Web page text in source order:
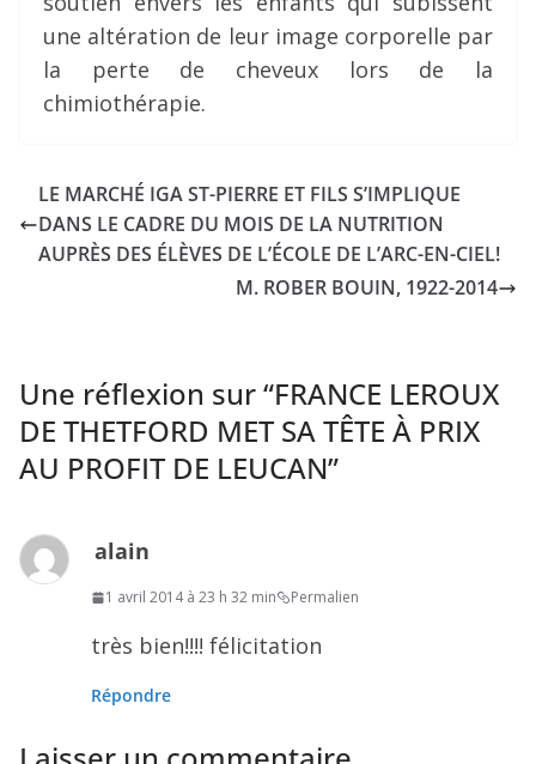
une altération de leur image corporelle par
la perte de cheveux lors de la
chimiothérapie.
LE MARCHÉ IGA ST-PIERRE ET FILS S’IMPLIQUE
DANS LE CADRE DU MOIS DE LA NUTRITION
AUPRÈS DES ÉLÈVES DE L’ÉCOLE DE L’ARC-EN-CIEL!
M. ROBER BOUIN, 1922-2014
Une réflexion sur “FRANCE LEROUX
DE THETFORD MET SA TÊTE À PRIX
AU PROFIT DE LEUCAN”
alain
1 avril 2014 à 23 h 32 min Permalien
très bien!!!! félicitation
Répondre